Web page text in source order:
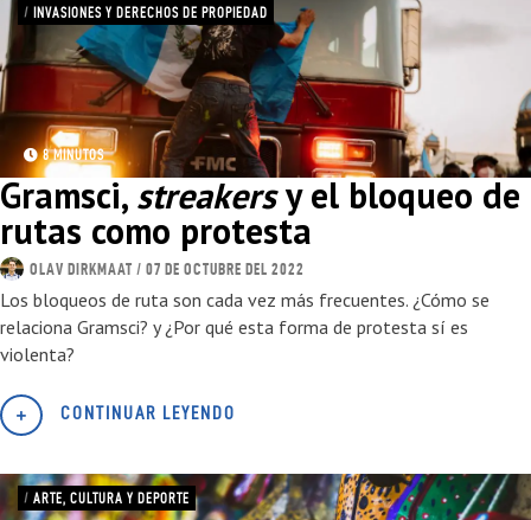
/ INVASIONES Y DERECHOS DE PROPIEDAD
8 MINUTOS
Gramsci, streakersy el bloqueo de
rutas como protesta
OLAV DIRKMAAT / 07 DE OCTUBRE DEL 2022
Los bloqueos de ruta son cada vez más frecuentes. ¿Cómo se
relaciona Gramsci? y ¿Por qué esta forma de protesta sí es
violenta?
CONTINUAR LEYENDO
/ ARTE, CULTURA Y DEPORTE